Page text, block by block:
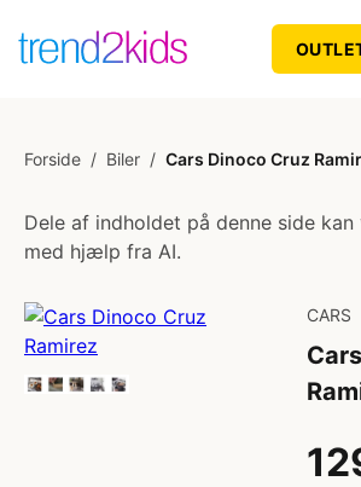
Forside / Biler / Cars Dinoco Cruz
Dele af indholdet på denne side
med hjælp fra AI.
CARS